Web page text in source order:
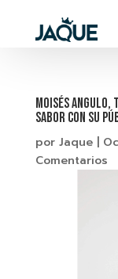
MOISÉS ANGULO,
SABOR CON SU
por Jaque|
Comentarios